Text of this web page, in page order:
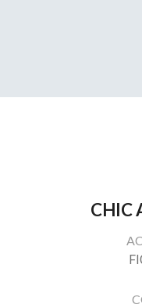
CHIC